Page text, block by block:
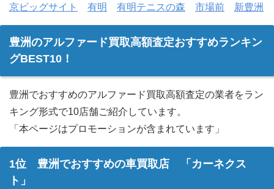
京ビッグサイト
有明 有明テニスの森 市場前 新豊洲
豊洲のアルファード買取高額査定おすすめランキン
グBEST10！
豊洲でおすすめのアルファード買取高額査定の業者をラン
キング形式で10店舗ご紹介しています。
「本ページはプロモーションが含まれています」
1位 豊洲でおすすめの車買取店 「カーネクス
ト」